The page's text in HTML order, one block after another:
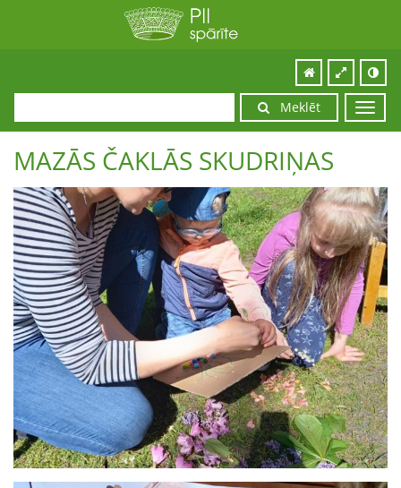
Meklēt
MAZĀS ČAKLĀS SKUDRIŅAS